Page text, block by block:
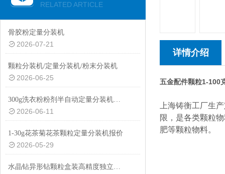
RELATED ARTICLE
骨胶粉定量分装机
2026-07-21
颗粒分装机/定量分装机/粉末分装机
2026-06-25
300g洗衣粉粉剂半自动定量分装机性价比高
2026-06-11
1-30g花茶菊花茶颗粒定量分装机报价
2026-05-29
水晶钻异形钻颗粒盒装高精度独立管下料定量分装机厂家定制
详情介绍
五金配件颗粒1-100
上海铸衡工厂生
限，是各类颗粒
肥等颗粒物料。